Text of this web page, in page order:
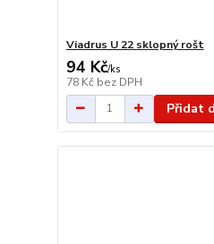
Viadrus U 22 sklopný rošt
94 Kč/ks
78 Kč bez DPH
Přidat